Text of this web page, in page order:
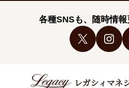
各種SNSも、随時情報
レガシィマネ